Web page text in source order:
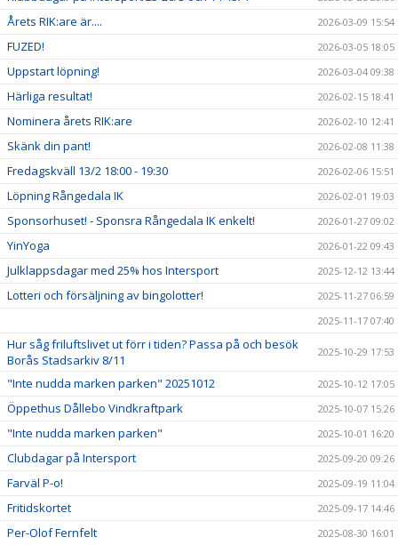
Årets RIK:are är.... 2026-03-09 15:54
FUZED! 2026-03-05 18:05
Uppstart löpning! 2026-03-04 09:38
Härliga resultat! 2026-02-15 18:41
Nominera årets RIK:are 2026-02-10 12:41
Skänk din pant! 2026-02-08 11:38
Fredagskväll 13/2 18:00 - 19:30 2026-02-06 15:51
Löpning Rångedala IK 2026-02-01 19:03
Sponsorhuset! - Sponsra Rångedala IK enkelt! 2026-01-27 09:02
YinYoga 2026-01-22 09:43
Julklappsdagar med 25% hos Intersport 2025-12-12 13:44
Lotteri och försäljning av bingolotter!
2025-11-27 06:59
2025-11-17 07:40
Hur såg friluftslivet ut förr i tiden? Passa på och besök
Borås Stadsarkiv 8/11
2025-10-29 17:53
"Inte nudda marken parken" 20251012 2025-10-12 17:05
Öppethus Dållebo Vindkraftpark 2025-10-07 15:26
"Inte nudda marken parken" 2025-10-01 16:20
Clubdagar på Intersport 2025-09-20 09:26
Farväl P-o! 2025-09-19 11:04
Fritidskortet 2025-09-17 14:46
Per-Olof Fernfelt 2025-08-30 16:01